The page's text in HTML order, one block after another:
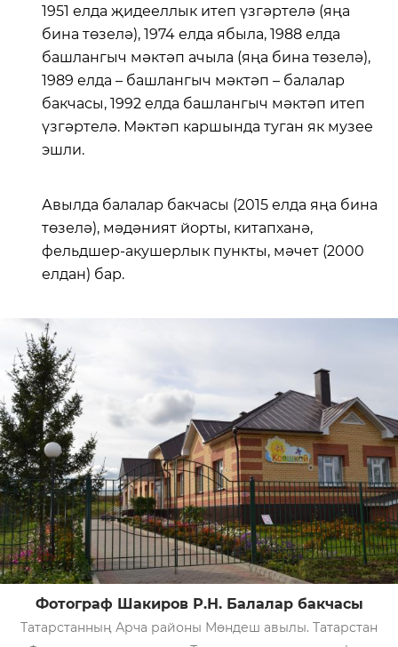
1951 елда җидееллык итеп үзгәртелә (яңа
бина төзелә), 1974 елда ябыла, 1988 елда
башлангыч мәктәп ачыла (яңа бина төзелә),
1989 елда – башлангыч мәктәп – балалар
бакчасы, 1992 елда башлангыч мәктәп итеп
үзгәртелә. Мәктәп каршында туган як музее
эшли.
Авылда балалар бакчасы (2015 елда яңа бина
төзелә), мәдәният йорты, китапханә,
фельдшер-акушерлык пункты, мәчет (2000
елдан) бар.
Фотограф Шакиров Р.Н. Балалар бакчасы
Татарстанның Арча районы Мөндеш авылы. Татарстан